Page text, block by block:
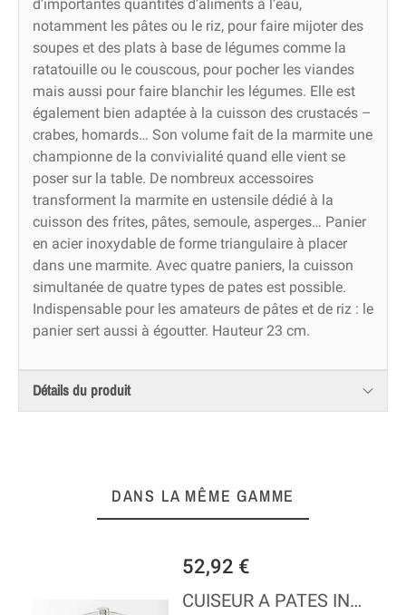
d’importantes quantités d’aliments à l’eau,
notamment les pâtes ou le riz, pour faire mijoter des
soupes et des plats à base de légumes comme la
ratatouille ou le couscous, pour pocher les viandes
mais aussi pour faire blanchir les légumes. Elle est
également bien adaptée à la cuisson des crustacés –
crabes, homards… Son volume fait de la marmite une
championne de la convivialité quand elle vient se
poser sur la table. De nombreux accessoires
transforment la marmite en ustensile dédié à la
cuisson des frites, pâtes, semoule, asperges… Panier
en acier inoxydable de forme triangulaire à placer
dans une marmite. Avec quatre paniers, la cuisson
simultanée de quatre types de pates est possible.
Indispensable pour les amateurs de pâtes et de riz : le
panier sert aussi à égoutter. Hauteur 23 cm.
Détails du produit
DANS LA MÊME GAMME
52,92 €
CUISEUR A PATES INOX DIAMETRE 20